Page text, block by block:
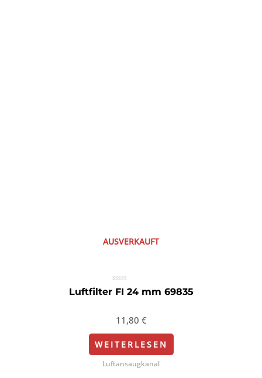
AUSVERKAUFT
Bewertet
mit
Luftfilter FI 24 mm 69835
11,80 €
WEITERLESEN
Luftansaugkanal